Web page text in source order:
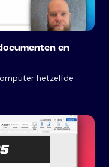
en
hetzelfde